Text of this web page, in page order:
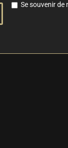
Se souvenir de